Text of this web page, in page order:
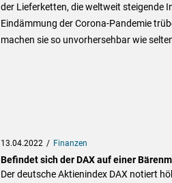
der Lieferketten, die weltweit steigende
Eindämmung der Corona-Pandemie
machen sie so unvorhersehbar wie
13.04.2022 Finanzen
Befindet sich der DAX auf einer
Der deutsche Aktienindex DAX notiert